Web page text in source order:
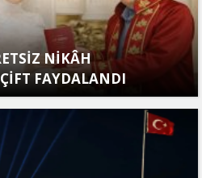
NİKÂH
FAYDALANDI